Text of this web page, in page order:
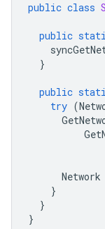
public class
public
}
public
try (
Network
}
}
}